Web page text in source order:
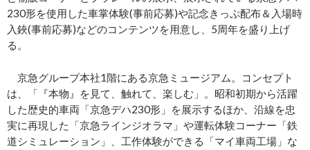
230形を使用した車掌体験(事前応募)や記念きっぷ配布＆入場時
入鋏(事前応募)などのコンテンツを用意し、5周年を盛り上げ
る。
京急グループ本社1階にある京急ミュージアム。コンセプト
は、「『本物』を見て、触れて、楽しむ」。昭和初期から活躍
した歴史的車両「京急デハ230形」を展示するほか、沿線を忠
実に再現した「京急ラインジオラマ」や運転体験コーナー「鉄
道シミュレーション」、工作体験ができる「マイ車両工場」な